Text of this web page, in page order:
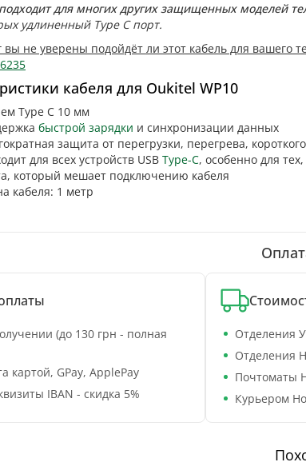
для многих других защищенных моделей
удлиненный Type C порт.
вы не уверены подойдёт ли этот кабель для вашего
кабеля для Oukitel WP10
Type C 10 мм
быстрой зарядки и синхронизации данных
защита от перегрузки, перегрева,
для всех устройств USB Type-C, особенно для
который мешает подключению кабеля
кабеля: 1 метр
(до 130 грн - полная
картой, GPay, ApplePay
IBAN - скидка 5%
Отделения
Отделения
Почтоматы
Курьером